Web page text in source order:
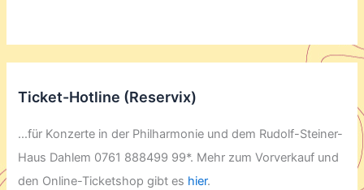
Ticket-Hotline (Reservix)
...für Konzerte in der Philharmonie und dem Rudolf-Steiner-
Haus Dahlem 0761 888499 99*. Mehr zum Vorverkauf und
den Online-Ticketshop gibt es hier.